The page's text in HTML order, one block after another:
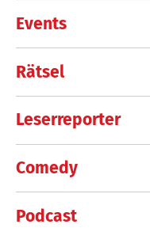
Events
Rätsel
Leserreporter
Comedy
Podcast